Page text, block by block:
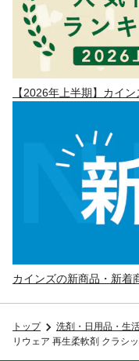
【2026年上半期】カイ
カインズの新商品・新着
トップ 洗剤・日用品・生
リウェア 再生柔軟剤 クラシ